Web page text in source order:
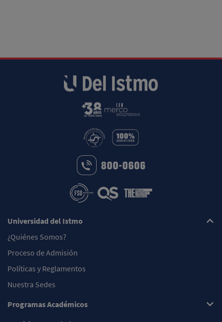
Universidad del Istmo
¿Quiénes Somos?
Proceso de Admisión
Políticas y Reglamentos
Nuestra Sedes
Programas Académicos